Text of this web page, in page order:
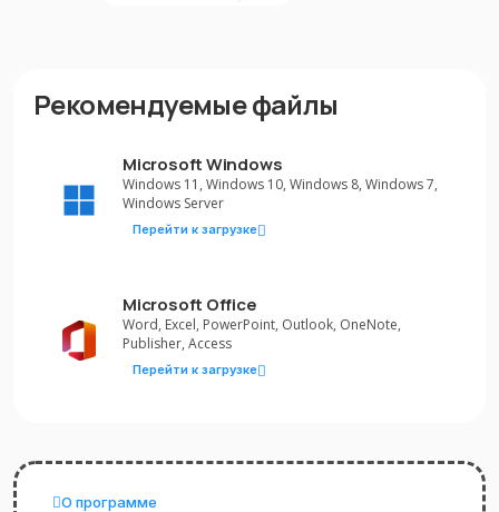
Рекомендуемые файлы
Microsoft Windows
Windows 11, Windows 10, Windows 8, Windows 7,
Windows Server
Перейти к загрузке
Microsoft Office
Word, Excel, PowerPoint, Outlook, OneNote,
Publisher, Access
Перейти к загрузке
О программе